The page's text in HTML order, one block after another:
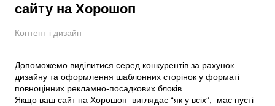
сайту на Хорошоп
Контент і дизайн
Допоможемо виділитися серед конкурентів за рахунок
дизайну та оформлення шаблонних сторінок у форматі
повноцінних рекламно-посадкових блоків.
Якщо ваш сайт на Хорошоп виглядає “як у всіх”, має пусті